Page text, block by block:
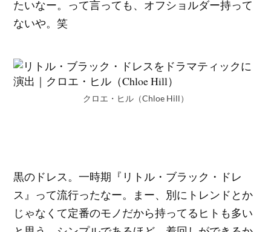
たいなー。って言っても、オフショルダー持って
ないや。笑
クロエ・ヒル（Chloe Hill）
黒のドレス。一時期『リトル・ブラック・ドレ
ス』って流行ったなー。まー、別にトレンドとか
じゃなくて定番のモノだから持ってるヒトも多い